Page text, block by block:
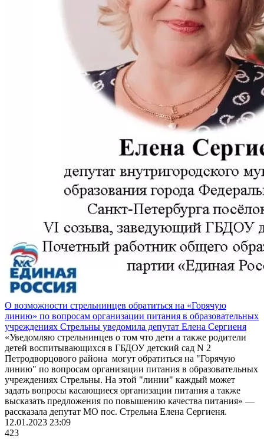
О возможности стрельнинцев обратиться на «Горячую
линию» по вопросам организации питания в образовательных
учреждениях Стрельны уведомила депутат Елена Сергиеня
«Уведомляю стрельнинцев о том что дети а также родители
детей воспитывающихся в ГБДОУ детский сад N 2
Петродворцового района могут обратиться на "Горячую
линию" по вопросам организации питания в образовательных
учреждениях Стрельны. На этой "линии" каждый может
задать вопросы касающиеся организации питания а также
высказать предложения по повышению качества питания» —
рассказала депутат МО пос. Стрельна Елена Сергиеня.
12.01.2023 23:09
423